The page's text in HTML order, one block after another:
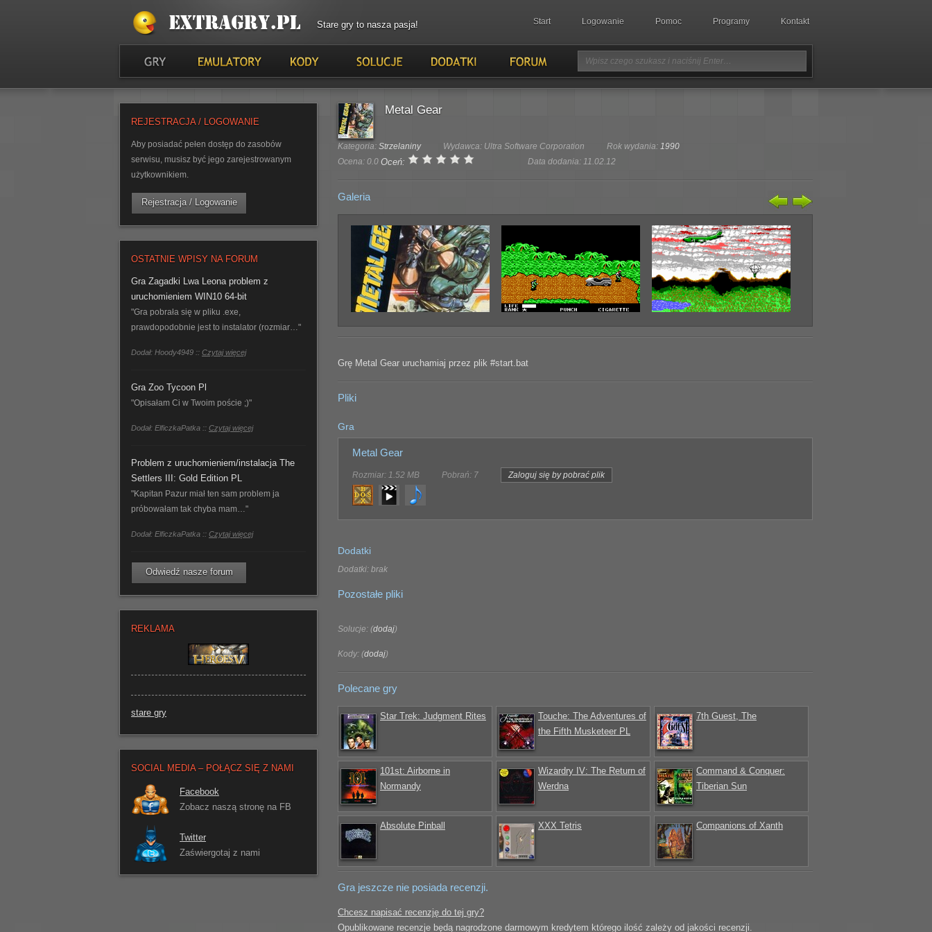
Stare gry to nasza pasja! Start Logowanie Pomoc Programy Kontakt
REJESTRACJA / LOGOWANIE
Aby posiadać pełen dostęp do zasobów
serwisu, musisz być jego zarejestrowanym
użytkownikiem.
Rejestracja / Logowanie
OSTATNIE WPISY NA FORUM
Gra Zagadki Lwa Leona problem z
uruchomieniem WIN10 64-bit
"Gra pobrała się w pliku .exe,
prawdopodobnie jest to instalator (rozmiar…"
Dodał: Hoody4949 :: Czytaj więcej
Gra Zoo Tycoon Pl
"Opisałam Ci w Twoim poście ;)"
Dodał: ElficzkaPatka :: Czytaj więcej
Problem z uruchomieniem/instalacja The
Settlers III: Gold Edition PL
"Kapitan Pazur miał ten sam problem ja
próbowałam tak chyba mam…"
Dodał: ElficzkaPatka :: Czytaj więcej
Odwiedź nasze forum
REKLAMA
stare gry
SOCIAL MEDIA – POŁĄCZ SIĘ Z NAMI
Facebook
Zobacz naszą stronę na FB
Twitter
Zaświergotaj z nami
Metal Gear
Kategoria: Strzelaniny Wydawca: Ultra Software Corporation Rok wydania: 1990
Ocena: 0.0 Oceń: Data dodania: 11.02.12
Galeria
Grę Metal Gear uruchamiaj przez plik #start.bat
Pliki
Gra
Metal Gear
Rozmiar: 1.52 MB Pobrań: 7 Zaloguj się by pobrać plik
Dodatki
Dodatki: brak
Pozostałe pliki
Solucje: (dodaj)
Kody: (dodaj)
Polecane gry
Star Trek: Judgment Rites
Touche: The Adventures of
the Fifth Musketeer PL
7th Guest, The
101st: Airborne in
Normandy
Wizardry IV: The Return of
Werdna
Command & Conquer:
Tiberian Sun
Absolute Pinball XXX Tetris Companions of Xanth
Gra jeszcze nie posiada recenzji.
Chcesz napisać recenzję do tej gry?
Opublikowane recenzje będą nagrodzone darmowym kredytem którego ilość zależy od jakości recenzji.